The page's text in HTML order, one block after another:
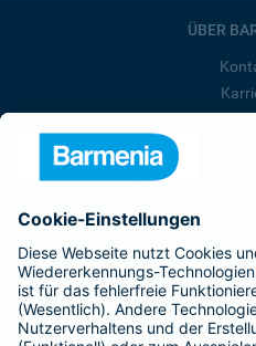
ÜBER
Barmenia ist Teil der
Kranken-